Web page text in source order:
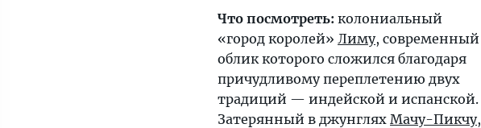
Что посмотреть: колониальный
«город королей» Лиму, современный
облик которого сложился благодаря
причудливому переплетению двух
традиций — индейской и испанской.
Затерянный в джунглях Мачу-Пикчу,